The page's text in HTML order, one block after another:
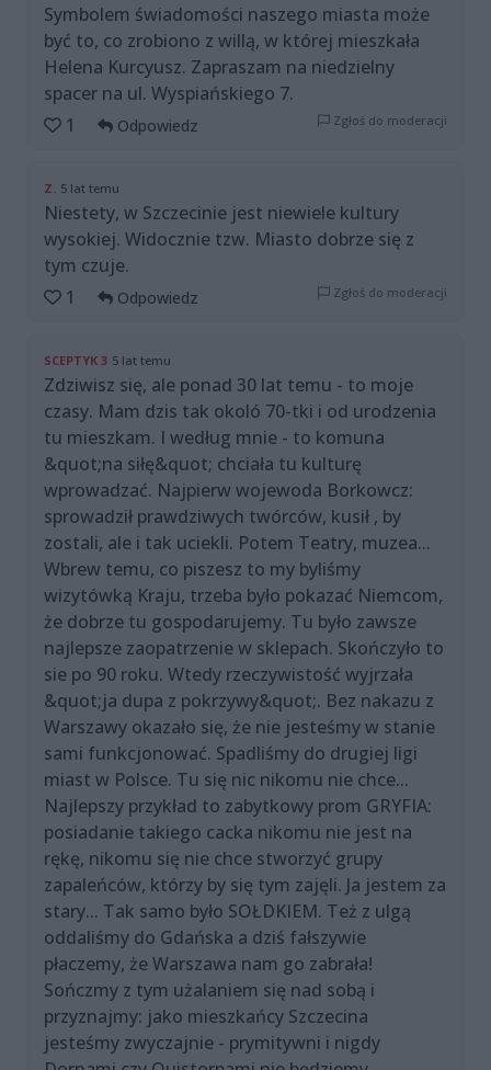
Symbolem świadomości naszego miasta może
być to, co zrobiono z willą, w której mieszkała
Helena Kurcyusz. Zapraszam na niedzielny
spacer na ul. Wyspiańskiego 7.
1
Odpowiedz Zgłoś do moderacji
Z. 5 lat temu
Niestety, w Szczecinie jest niewiele kultury
wysokiej. Widocznie tzw. Miasto dobrze się z
tym czuje.
1
Odpowiedz Zgłoś do moderacji
SCEPTYK 3 5 lat temu
Zdziwisz się, ale ponad 30 lat temu - to moje
czasy. Mam dzis tak okoló 70-tki i od urodzenia
tu mieszkam. I według mnie - to komuna
&quot;na siłę&quot; chciała tu kulturę
wprowadzać. Najpierw wojewoda Borkowcz:
sprowadził prawdziwych twórców, kusił , by
zostali, ale i tak uciekli. Potem Teatry, muzea...
Wbrew temu, co piszesz to my byliśmy
wizytówką Kraju, trzeba było pokazać Niemcom,
że dobrze tu gospodarujemy. Tu było zawsze
najlepsze zaopatrzenie w sklepach. Skończyło to
sie po 90 roku. Wtedy rzeczywistość wyjrzała
&quot;ja dupa z pokrzywy&quot;. Bez nakazu z
Warszawy okazało się, że nie jesteśmy w stanie
sami funkcjonować. Spadliśmy do drugiej ligi
miast w Polsce. Tu się nic nikomu nie chce...
Najlepszy przykład to zabytkowy prom GRYFIA:
posiadanie takiego cacka nikomu nie jest na
rękę, nikomu się nie chce stworzyć grupy
zapaleńców, którzy by się tym zajęli. Ja jestem za
stary... Tak samo było SOŁDKIEM. Też z ulgą
oddaliśmy do Gdańska a dziś fałszywie
płaczemy, że Warszawa nam go zabrała!
Sończmy z tym użalaniem się nad sobą i
przyznajmy: jako mieszkańcy Szczecina
jesteśmy zwyczajnie - prymitywni i nigdy